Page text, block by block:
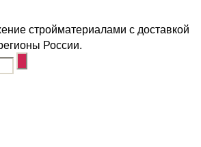
стройматериалами с доставкой
России.